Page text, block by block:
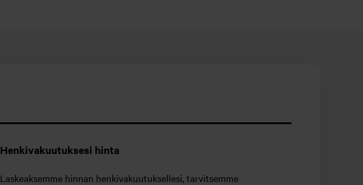
Henkivakuutuksesi hinta
Laskeaksemme hinnan henkivakuutuksellesi, tarvitsemme